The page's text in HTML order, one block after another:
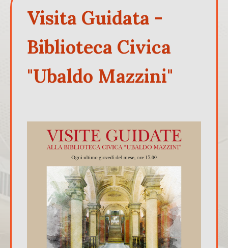
Visita Guidata -
Biblioteca Civica
"Ubaldo Mazzini"